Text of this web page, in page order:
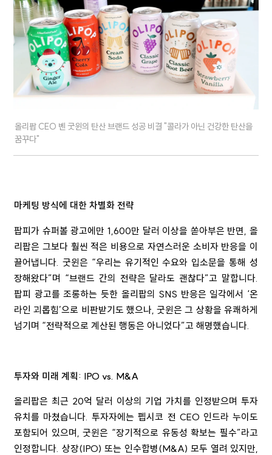
올리팝 CEO 벤 굿윈의 탄산 브랜드 성공 비결 "콜라가 아닌 건강한 탄산을
꿈꾸다"
마케팅 방식에 대한 차별화 전략
팝피가 슈퍼볼 광고에만 1,600만 달러 이상을 쏟아부은 반면, 올
리팝은 그보다 훨씬 적은 비용으로 자연스러운 소비자 반응을 이
끌어냅니다. 굿윈은 “우리는 유기적인 수요와 입소문을 통해 성
장해왔다”며 “브랜드 간의 전략은 달라도 괜찮다”고 말합니다.
팝피 광고를 조롱하는 듯한 올리팝의 SNS 반응은 일각에서 ‘온
라인 괴롭힘’으로 비판받기도 했으나, 굿윈은 그 상황을 유쾌하게
넘기며 “전략적으로 계산된 행동은 아니었다”고 해명했습니다.
투자와 미래 계획: IPO vs. M&A
올리팝은 최근 20억 달러 이상의 기업 가치를 인정받으며 투자
유치를 마쳤습니다. 투자자에는 펩시코 전 CEO 인드라 누이도
포함되어 있으며, 굿윈은 “장기적으로 유동성 확보는 필수”라고
인정합니다. 상장(IPO) 또는 인수합병(M&A) 모두 열려 있지만,